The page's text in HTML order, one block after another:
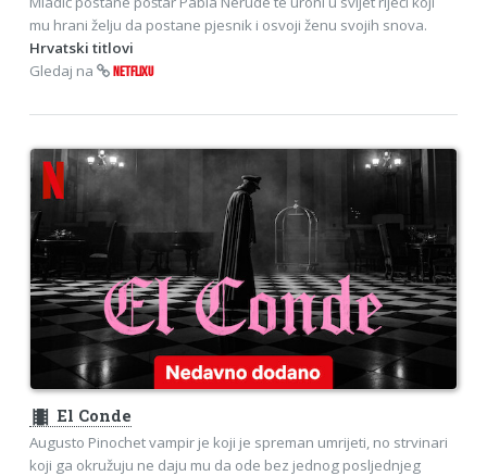
mu hrani želju da postane pjesnik i osvoji ženu svojih snova.
Hrvatski titlovi
Gledaj na
NETFLIXU
theaters El Conde
Augusto Pinochet vampir je koji je spreman umrijeti, no strvinari
koji ga okružuju ne daju mu da ode bez jednog posljednjeg